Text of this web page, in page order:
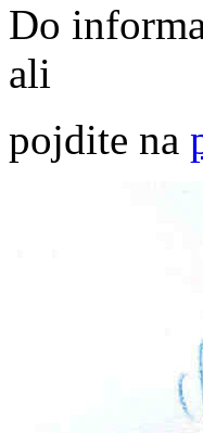
Do
ali
pojdite na